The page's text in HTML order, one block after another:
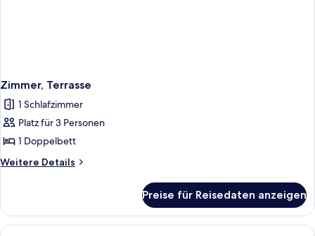
Zimmer, Terrasse
1 Schlafzimmer
Platz für 3 Personen
1 Doppelbett
Weitere Details
Weitere
Terrasse
Preise für Reisedaten anzeigen
Alle
Ein Hotelzimmer mit einem Bett,